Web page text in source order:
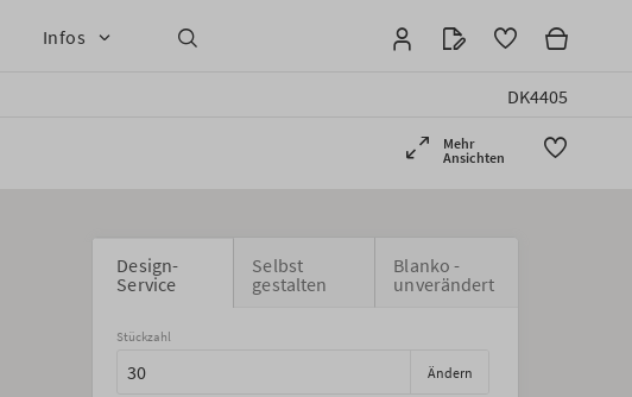
Infos
DK4405
Mehr
Ansichten
Design-
Service
Selbst
gestalten
Blanko -
unverändert
Stückzahl
Ändern